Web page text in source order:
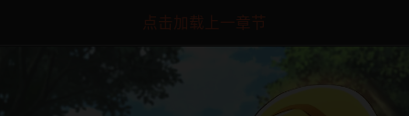
点击加载上一章节